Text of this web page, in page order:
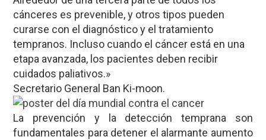
cánceres es prevenible, y otros tipos pueden
curarse con el diagnóstico y el tratamiento
tempranos. Incluso cuando el cáncer está en una
etapa avanzada, los pacientes deben recibir
cuidados paliativos.»
Secretario General Ban Ki-moon.
La prevención y la detección temprana son
fundamentales para detener el alarmante aumento